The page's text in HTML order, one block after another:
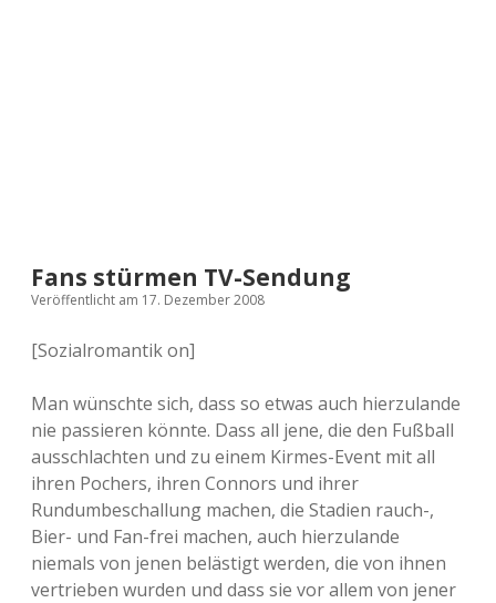
Fans stürmen TV-Sendung
Veröffentlicht am 17. Dezember 2008
[Sozialromantik on]
Man wünschte sich, dass so etwas auch hierzulande
nie passieren könnte. Dass all jene, die den Fußball
ausschlachten und zu einem Kirmes-Event mit all
ihren Pochers, ihren Connors und ihrer
Rundumbeschallung machen, die Stadien rauch-,
Bier- und Fan-frei machen, auch hierzulande
niemals von jenen belästigt werden, die von ihnen
vertrieben wurden und dass sie vor allem von jener